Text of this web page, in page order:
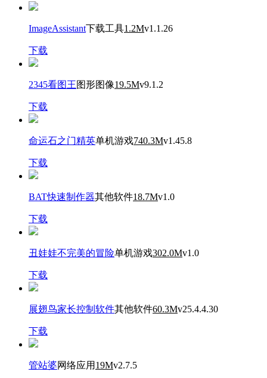
ImageAssistant下载工具1.2Mv1.1.26
下载
2345看图王图形图像19.5Mv9.1.2
下载
命运石之门精英单机游戏740.3Mv1.45.8
下载
BAT快速制作器其他软件18.7Mv1.0
下载
丑娃娃不完美的冒险单机游戏302.0Mv1.0
下载
展翅鸟家长控制软件其他软件60.3Mv25.4.4.30
下载
管站婆网络应用 19Mv2.7.5